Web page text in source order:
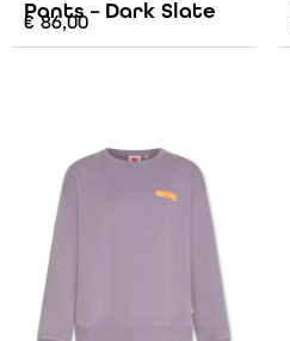
Pants – Dark Slate
€86,00